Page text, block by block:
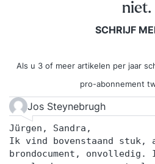
niet.
SCHRIJF
Als u 3 of meer artikelen per jaar
pro-abonnement
Jos Steynebrugh
Jürgen, Sandra,
Ik vind bovenstaand stuk,
brondocument,